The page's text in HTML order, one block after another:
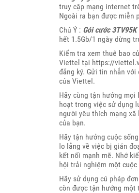
truy cập mạng internet
Ngoài ra bạn được miễn
Chú Ý : Gói cước
hết 1.5Gb/1 ngày dừng
Kiểm tra xem thuê bao
Viettel tại https://
đăng ký. Gửi tin nhắn với
của Viettel.
Hãy cùng tận hưởng
hoạt trong việc sử dụng
người yêu thích mạng
của bạn.
Hãy tận hưởng cuộc
lo lắng về việc bị gián
kết nối mạnh mẽ. Nhớ
hội trải nghiệm một
Hãy sử dụng cú pháp
còn được tận hưởng một